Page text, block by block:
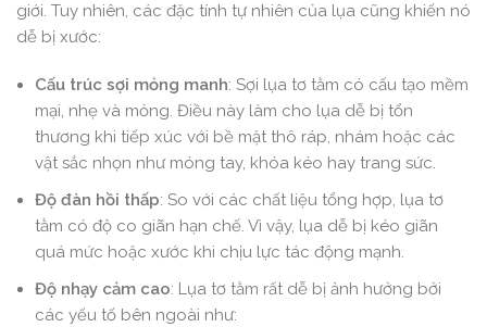
giới. Tuy nhiên, các đặc tính tự nhiên của lụa cũng khiến nó
dễ bị xước:
Cấu trúc sợi mỏng manh: Sợi lụa tơ tằm có cấu tạo mềm
mại, nhẹ và mỏng. Điều này làm cho lụa dễ bị tổn
thương khi tiếp xúc với bề mặt thô ráp, nhám hoặc các
vật sắc nhọn như móng tay, khóa kéo hay trang sức.
Độ đàn hồi thấp: So với các chất liệu tổng hợp, lụa tơ
tằm có độ co giãn hạn chế. Vì vậy, lụa dễ bị kéo giãn
quá mức hoặc xước khi chịu lực tác động mạnh.
Độ nhạy cảm cao: Lụa tơ tằm rất dễ bị ảnh hưởng bởi
các yếu tố bên ngoài như: